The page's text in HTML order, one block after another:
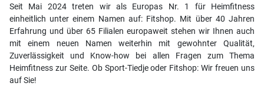
Seit Mai 2024 treten wir als Europas Nr. 1 für Heimfitness
einheitlich unter einem Namen auf: Fitshop. Mit über 40 Jahren
Erfahrung und über 65 Filialen europaweit stehen wir Ihnen auch
mit einem neuen Namen weiterhin mit gewohnter Qualität,
Zuverlässigkeit und Know-how bei allen Fragen zum Thema
Heimfitness zur Seite. Ob Sport-Tiedje oder Fitshop: Wir freuen uns
auf Sie!